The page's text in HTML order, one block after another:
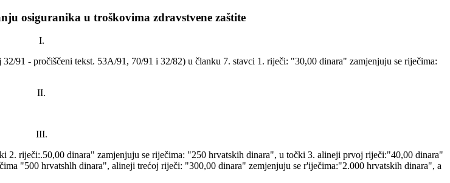
osiguranika u troškovima zdravstvene zaštite
I.
91 - pročiščeni tekst. 53A/91, 70/91 i 32/82) u članku 7. stavci 1. riječi: "30,00 dinara" zamjenjuju se riječima:
II.
III.
riječi:.50,00 dinara" zamjenjuju se riječima: "250 hrvatskih dinara", u točki 3. alineji prvoj riječi:"40,00 dinara"
"500 hrvatshlh dinara", alineji trećoj riječi: "300,00 dinara" zemjenjuju se r'iječima:"2.000 hrvatskih dinara", a